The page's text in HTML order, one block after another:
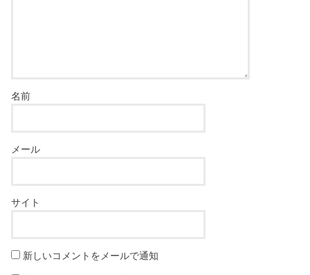
名前
メール
サイト
新しいコメントをメールで通知